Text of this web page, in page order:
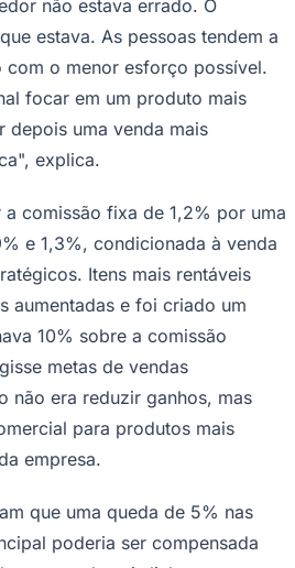
o menor esforço possível.
focar em um produto mais
depois uma venda mais
explica.
comissão fixa de 1,2% por uma
Itens mais rentáveis
aumentadas e foi criado um
10% sobre a comissão
metas de vendas
era reduzir ganhos, mas
para produtos mais
empresa.
que uma queda de 5% nas
nas demais linhas,
total. Uma alternativa mais